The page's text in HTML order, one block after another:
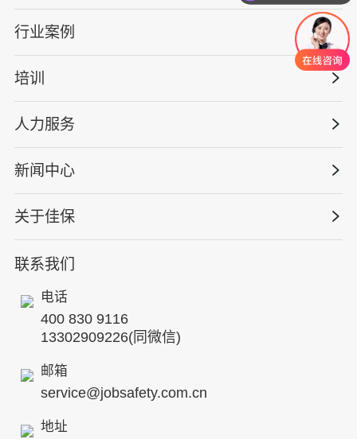
联系我们
电话
400 830 9116
13302909226(同微信)
邮箱
service@jobsafety.com.cn
地址
安全战略咨询
管理体系建设
安全技能提升
工程安全服务
巡查监督审计
HSE专家服务
量化安全云
智慧化系统
智能终端
行业案例
政府安全监管
工程建设/地产物业
能源电力
仓储物流
水利水务
核电工程与运营
其他案例
培训
版权安全课程
行业定制课程
资质与专业技能版权课
国际证书课程
人力服务
高薪岗位
HSE 专家服务
人力资源服务
新闻中心
公司新闻
关于佳保
公司简介
企业文化
专家团队
发展历程
招贤纳士
ESG